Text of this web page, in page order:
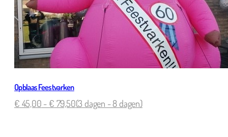
Opblaas Feestvarken
€ 45,00 - € 79,50(3 dagen - 8 dagen)